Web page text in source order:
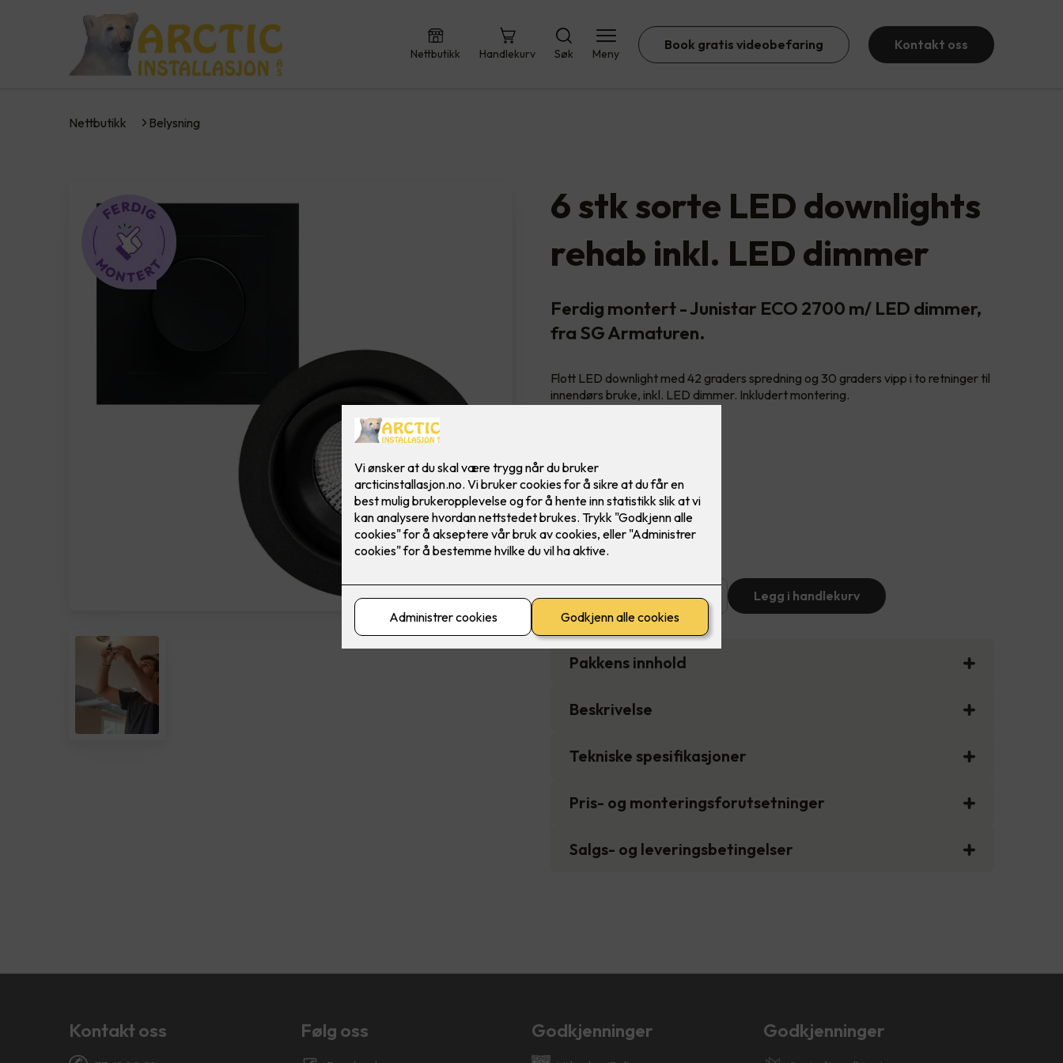
Nettbutikk Handlekurv Søk Meny
Book gratis videobefaring Kontakt oss
Nettbutikk Belysning
6 stk sorte LED downlights
rehab inkl. LED dimmer
Ferdig montert - Junistar ECO 2700 m/ LED dimmer,
fra SG Armaturen.
Flott LED downlight med 42 graders spredning og 30 graders vipp i to retninger til
innendørs bruke, inkl. LED dimmer. Inkludert montering.
6,900,-
Antall - Legg i handlekurv
Pakkens innhold
Beskrivelse
Tekniske spesifikasjoner
Pris- og monteringsforutsetninger
Salgs- og leveringsbetingelser
Kontakt oss Følg oss Godkjenninger Godkjenninger